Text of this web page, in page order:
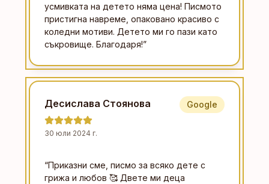
усмивката на детето няма цена! Писмото
пристигна навреме, опаковано красиво с
коледни мотиви. Детето ми го пази като
съкровище. Благодаря!”
Десислава Стоянова
30 юли 2024 г.
Google
“Приказни сме, писмо за всяко дете с
грижа и любов 🥰 Двете ми деца